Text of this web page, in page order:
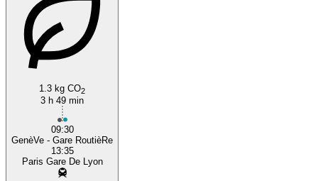
1.3 kg CO2
3 h 49 min
09:30
GenèVe - Gare RoutièRe
13:35
Paris Gare De Lyon